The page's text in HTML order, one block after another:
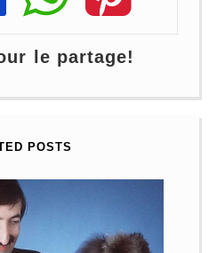
le partage!
POSTS